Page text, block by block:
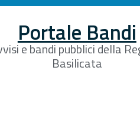
Portale Bandi
e bandi pubblici della
Basilicata